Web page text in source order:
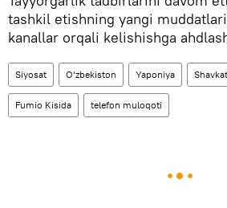
tashkil etishning yangi
kanallar orqali kelishishga
Siyosat O‘zbekiston Yaponiya
Fumio Kisida telefon muloqoti